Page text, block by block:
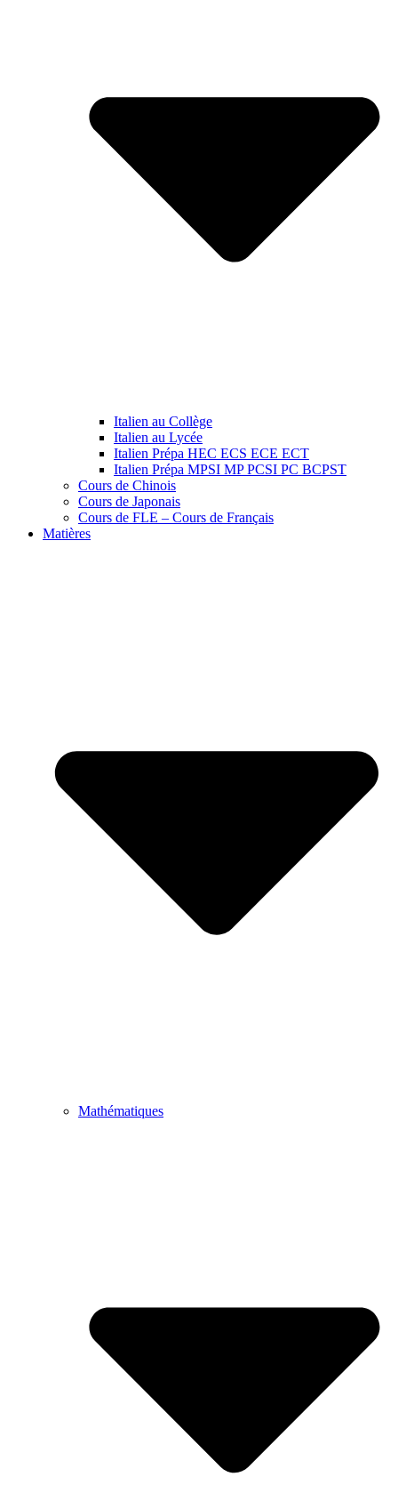
Italien au Collège
Italien au Lycée
Italien Prépa HEC ECS ECE ECT
Italien Prépa MPSI MP PCSI PC BCPST
Cours de Chinois
Cours de Japonais
Cours de FLE – Cours de Français
Matières
Mathématiques